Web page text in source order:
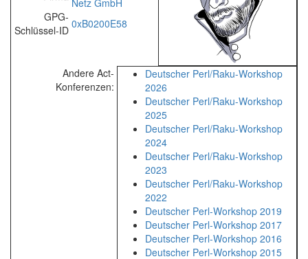
Netz GmbH
GPG-
Schlüssel-ID 0xB0200E58
Andere Act-
Konferenzen:
Deutscher Perl/Raku-Workshop
2026
Deutscher Perl/Raku-Workshop
2025
Deutscher Perl/Raku-Workshop
2024
Deutscher Perl/Raku-Workshop
2023
Deutscher Perl/Raku-Workshop
2022
Deutscher Perl-Workshop 2019
Deutscher Perl-Workshop 2017
Deutscher Perl-Workshop 2016
Deutscher Perl-Workshop 2015